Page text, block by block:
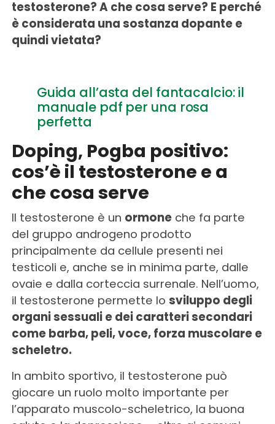
testosterone? A che cosa serve? E perché
è considerata una sostanza dopante e
quindi vietata?
Guida all’asta del fantacalcio: il
manuale pdf per una rosa
perfetta
Doping, Pogba positivo:
cos’è il testosterone e a
che cosa serve
Il testosterone è un ormoneche fa parte
del gruppo androgeno prodotto
principalmente da cellule presenti nei
testicoli e, anche se in minima parte, dalle
ovaie e dalla corteccia surrenale. Nell’uomo,
il testosterone permette lo sviluppo degli
organi sessuali e dei caratteri secondari
come barba, peli, voce, forza muscolare e
scheletro.
In ambito sportivo, il testosterone può
giocare un ruolo molto importante per
l’apparato muscolo-scheletrico, la buona